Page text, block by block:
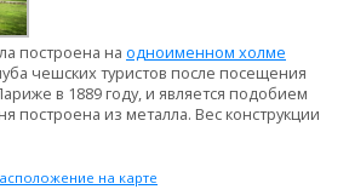
построена на одноименном холме
чешских туристов после посещения
в 1889 году, и является подобием
из металла. Вес конструкции
на карте